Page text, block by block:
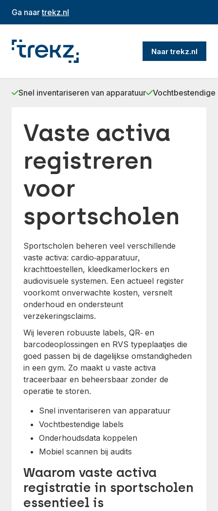
Ga naartrekz.nl
Naar trekz.nl
Snel inventariseren van apparatuur Vochtbestendige
Vaste activa
registreren
voor
sportscholen
Sportscholen beheren veel verschillende
vaste activa: cardio‑apparatuur,
krachttoestellen, kleedkamerlockers en
audiovisuele systemen. Een actueel register
voorkomt onverwachte kosten, versnelt
onderhoud en ondersteunt
verzekeringsclaims.
Wij leveren robuuste labels, QR‑ en
barcodeoplossingen en RVS typeplaatjes die
goed passen bij de dagelijkse omstandigheden
in een gym. Zo maakt u vaste activa
traceerbaar en beheersbaar zonder de
operatie te storen.
Snel inventariseren van apparatuur
Vochtbestendige labels
Onderhoudsdata koppelen
Mobiel scannen bij audits
Waarom vaste activa
registratie in sportscholen
essentieel is